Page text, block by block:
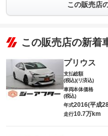
この販売店
この販売店の新着
プリウス
支払総額
(税込)(リ済込)
車両本体価格
(税込)
年式2016(平成
走行10.7万km